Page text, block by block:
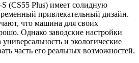
(CS55 Plus) имеет солидную
привлекательный дизайн.
что машина для своих
Однако заводские настройки
и экологические
часть его реальных возможностей.